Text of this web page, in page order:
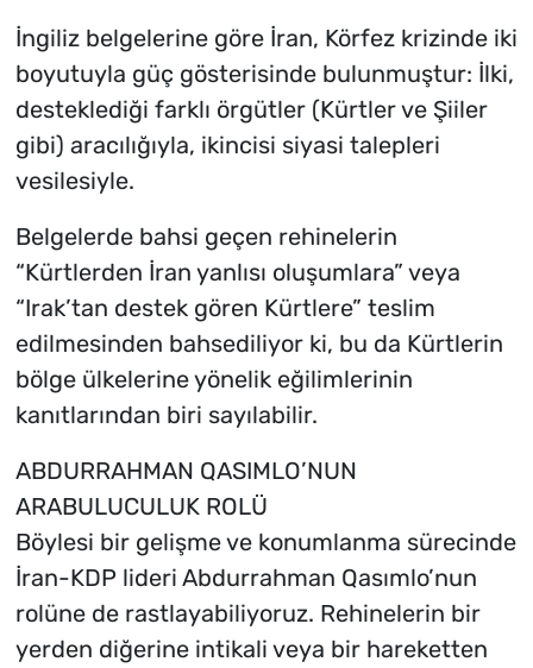
İngiliz belgelerine göre İran, Körfez krizinde iki
boyutuyla güç gösterisinde bulunmuştur: İlki,
desteklediği farklı örgütler (Kürtler ve Şiiler
gibi) aracılığıyla, ikincisi siyasi talepleri
vesilesiyle.
Belgelerde bahsi geçen rehinelerin
“Kürtlerden İran yanlısı oluşumlara” veya
“Irak’tan destek gören Kürtlere” teslim
edilmesinden bahsediliyor ki, bu da Kürtlerin
bölge ülkelerine yönelik eğilimlerinin
kanıtlarından biri sayılabilir.
ABDURRAHMAN QASIMLO’NUN
ARABULUCULUK ROLÜ
Böylesi bir gelişme ve konumlanma sürecinde
İran-KDP lideri Abdurrahman Qasımlo’nun
rolüne de rastlayabiliyoruz. Rehinelerin bir
yerden diğerine intikali veya bir hareketten